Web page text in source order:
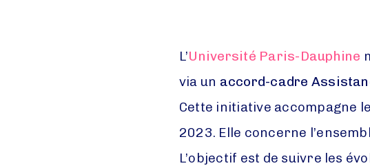
L’Université Paris-Dauphine
via un accord-cadre
Cette initiative accompagne
2023. Elle concerne
L’objectif est de suivre les